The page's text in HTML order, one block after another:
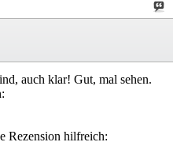
auch klar! Gut, mal sehen.
Rezension hilfreich: